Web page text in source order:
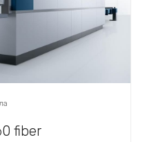
fiber